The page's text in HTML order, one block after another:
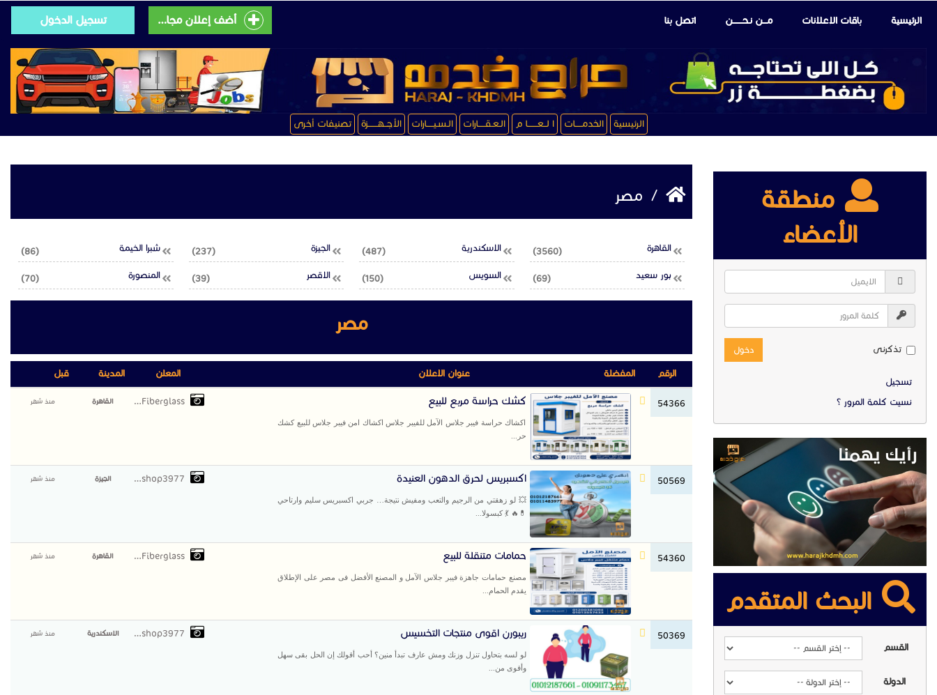
الرئيسية باقات الإعلانات مـــن نـحـــــــن اتصل بنا أضف إعلان مجانى تسجيل الدخول
الرئيسية الخدمـــــات ا لــعـــــــا م الـعـقـــــارات الـسـيـــــارات الأجــهـــــــزة تصنيفات أخرى
منطقة
الأعضاء
تذكرنى دخول
تسجيل
نسيت كلمة المرور ؟
البحث المتقدم
القسم
الدولة
/ مصر
(3560) القاهرة (487) الاسكندرية (237) الجيزة (86) شبرا الخيمة
(69) بور سعيد (150) السويس (39) الاقصر (70) المنصورة
مصر
الرقم المفضلة عنوان الاعلان المعلن المدينة قبل
54366 كشك حراسة مربع للبيع
اكشاك حراسة فيبر جلاس الآمل للفيبر جلاس اكشاك امن فيبر جلاس للبيع كشك
حر...
AlAmal Fiberglass القاهرة منذ شهر
50569 اكسبريس لحرق الدهون العنيدة
💥 لو زهقتي من الرجيم والتعب ومفيش نتيجة… جربي اكسبريس سليم وارتاحي
💊🔥 💃 كبسولا...
Alfashop3977 الجيزة منذ شهر
54360 حمامات متنقلة للبيع
مصنع حمامات جاهزة فيبر جلاس الآمل و المصنع الأفضل فى مصر على الإطلاق
يقدم الحمام...
AlAmal Fiberglass القاهرة منذ شهر
50369 ريبورن اقوى منتجات التخسيس
لو لسه بتحاول تنزل وزنك ومش عارف تبدأ منين؟ أحب أقولك إن الحل بقى سهل
وأقوى من...
Alfashop3977 الاسكندرية منذ شهر